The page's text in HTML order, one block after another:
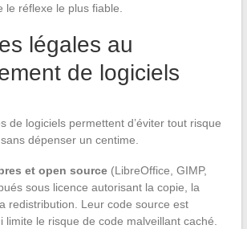
le réflexe le plus fiable.
légales au
de logiciels
de logiciels permettent d’éviter tout risque
dépenser un centime.
et open source(LibreOffice, GIMP,
sous licence autorisant la copie, la
redistribution. Leur code source est
limite le risque de code malveillant caché.